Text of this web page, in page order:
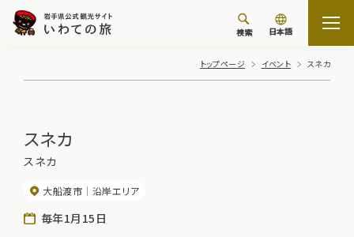
検索 日本語
トップページ イベント スネカ
スネカ
スネカ
大船渡市 沿岸エリア
毎年1月15日